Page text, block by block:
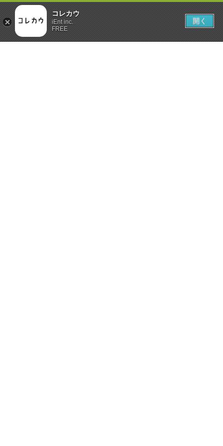
コレカウ
iEnt inc.
FREE
開く